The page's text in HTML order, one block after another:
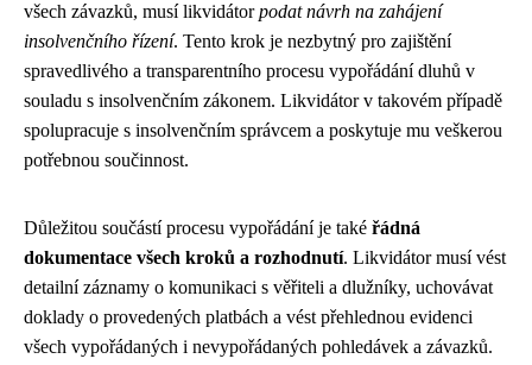
všech závazků, musí likvidátorpodat návrh na zahájení
insolvenčního řízení. Tento krok je nezbytný pro zajištění
spravedlivého a transparentního procesu vypořádání dluhů v
souladu s insolvenčním zákonem. Likvidátor v takovém případě
spolupracuje s insolvenčním správcem a poskytuje mu veškerou
potřebnou součinnost.
Důležitou součástí procesu vypořádání je také řádná
dokumentace všech kroků a rozhodnutí. Likvidátor musí vést
detailní záznamy o komunikaci s věřiteli a dlužníky, uchovávat
doklady o provedených platbách a vést přehlednou evidenci
všech vypořádaných i nevypořádaných pohledávek a závazků.